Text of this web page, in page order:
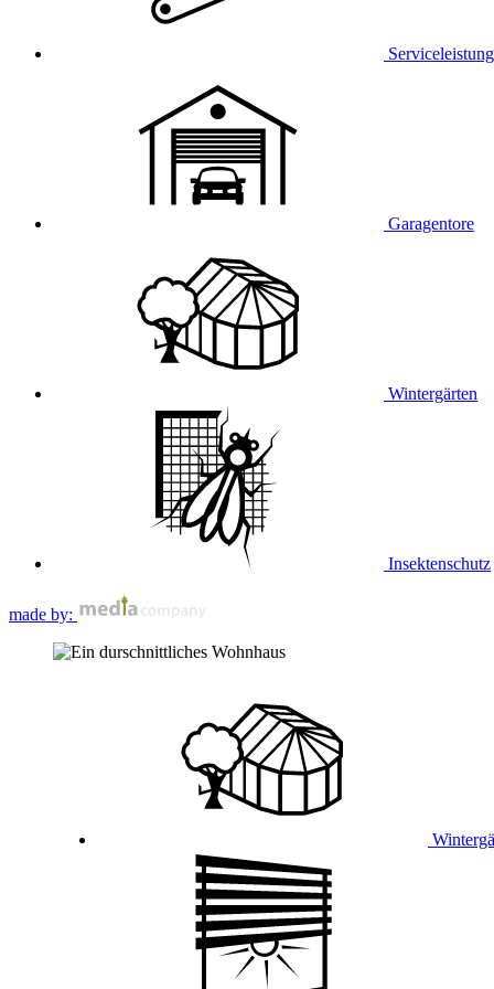
Garagentore
Wintergärten
Insektenschutz
made by: